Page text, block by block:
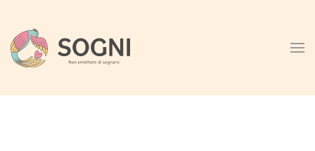
Skip to main content